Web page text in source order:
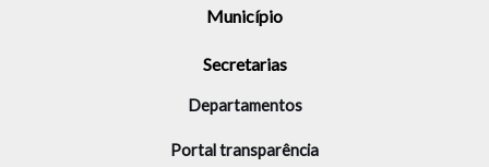
Município
Secretarias
Departamentos
Portal transparência